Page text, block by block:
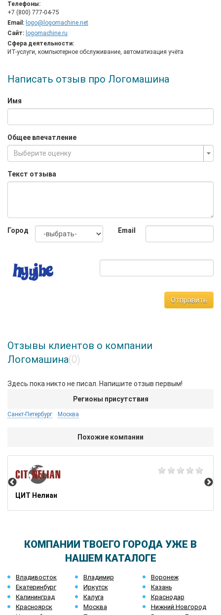
Телефоны:
+7 (800) 777-04-75
Email: logo@logomachine.net
Сайт: logomachine.ru
Сфера деятельности:
ИТ-услуги, компьютерное обслуживание, автоматизация учёта
Написать отзыв про Логомашина
Имя
Общее впечатление
Выберите оценку
Текст отзыва
Город Email
Отправить
Отзывы клиентов о компании
Логомашина(0)
Здесь пока никто не писал. Напишите отзыв первым!
Регионы присутствия
Санкт-Петербург Москва
Похожие компании
ЦИТ Нелиан
КОМПАНИИ ТВОЕГО ГОРОДА УЖЕ В
НАШЕМ КАТАЛОГЕ
Владивосток Владимир
Воронеж
Екатеринбург
Иркутск
Казань
Калининград
Калуга
Краснодар
Красноярск
Москва
Нижний Новгород